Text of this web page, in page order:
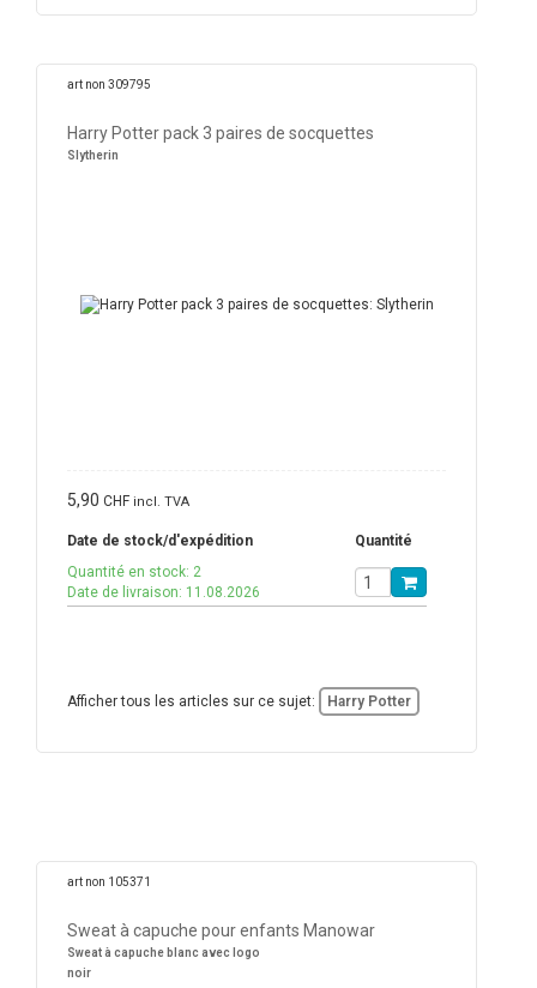
art non 309795
Harry Potter pack 3 paires de socquettes
Slytherin
5,90 CHF incl. TVA
Date de stock/d'expédition
Quantité
Quantité en stock: 2
Date de livraison: 11.08.2026
Afficher tous les articles sur ce sujet: Harry Potter
art non 105371
Sweat à capuche pour enfants Manowar
Sweat à capuche blanc avec logo
noir